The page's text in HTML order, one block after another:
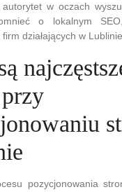
w oczach
o lokalnym
działających w Lublinie.
pozycjonowania